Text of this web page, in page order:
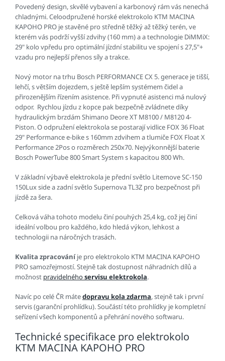
Povedený design, skvělé vybavení a karbonový rám vás nenechá
chladnými. Celoodpružené horské elektrokolo KTM MACINA
KAPOHO PRO je stavěné pro středně těžký až těžký terén, ve
kterém vás podrží vyšší zdvihy (160 mm) a a technologie DiMMiX:
29" kolo vpředu pro optimální jízdní stabilitu ve spojení s 27,5"+
vzadu pro nejlepší přenos síly a trakce.
Nový motor na trhu Bosch PERFORMANCE CX 5. generace je tišší,
lehčí, s větším dojezdem, s ještě lepším systémem čidel a
přirozenějším řízením asistence. Při vypnuté asistenci má nulový
odpor. Rychlou jízdu z kopce pak bezpečně zvládnete díky
hydraulickým brzdám Shimano Deore XT M8100 / M8120 4-
Piston. O odpružení elektrokola se postarají vidlice FOX 36 Float
29" Performance e-bike s 160mm zdvihem a tlumiče FOX Float X
Performance 2Pos o rozměrech 250x70. Nejvýkonnější baterie
Bosch PowerTube 800 Smart System s kapacitou 800 Wh.
V základní výbavě elektrokola je přední světlo Litemove SC-150
150Lux side a zadní světlo Supernova TL3Z pro bezpečnost při
jízdě za šera.
Celková váha tohoto modelu činí pouhých 25,4 kg, což jej činí
ideální volbou pro každého, kdo hledá výkon, lehkost a
technologii na náročných trasách.
Kvalita zpracováníje pro elektrokolo KTM MACINA KAPOHO
PRO samozřejmostí. Stejně tak dostupnost náhradních dílů a
možnost pravidelnéhoservisu elektrokola.
Navíc po celé ČR mátedopravu kola zdarma, stejně tak i první
servis (garanční prohlídku). Součástí této prohlídky je kompletní
seřízení všech komponentů a přehrání nového softwaru.
Technické specifikace pro elektrokolo
KTM MACINA KAPOHO PRO